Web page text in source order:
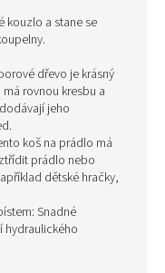
kouzlo a stane se
dřevo je krásný
rovnou kresbu a
jeho
koš na prádlo má
prádlo nebo
dětské hračky,
Snadné
hydraulického